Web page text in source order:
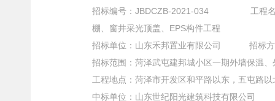
招标编号 ： JBDCZB-2021-034 工程名称：
棚、窗井采光顶盖、EPS构件工程
招标单位 ： 山东禾邦置业有限公司
招标方
招标范围 ： 菏泽武屯建邦城小区一期外墙保温
工程地点 ： 菏泽市开发区和平路以东，五屯路
中标单位 ： 山东世纪阳光建筑科技有限公司